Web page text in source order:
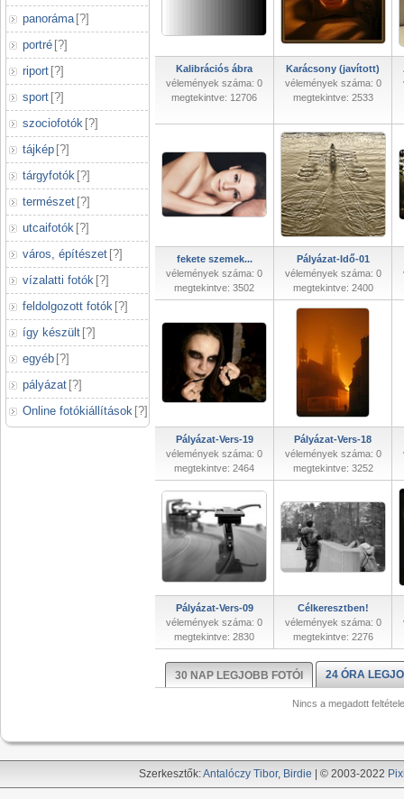
panoráma [?]
portré [?]
riport [?]
sport [?]
szociofotók [?]
tájkép [?]
tárgyfotók [?]
természet [?]
utcaifotók [?]
város, építészet [?]
vízalatti fotók [?]
feldolgozott fotók [?]
így készült [?]
egyéb [?]
pályázat [?]
Online fotókiállítások [?]
Kalibrációs ábra
vélemények száma: 0
megtekintve: 12706
Karácsony (javított)
vélemények száma: 0
megtekintve: 2533
fekete szemek...
vélemények száma: 0
megtekintve: 3502
Pályázat-Idő-01
vélemények száma: 0
megtekintve: 2400
Pályázat-Vers-19
vélemények száma: 0
megtekintve: 2464
Pályázat-Vers-18
vélemények száma: 0
megtekintve: 3252
Pályázat-Vers-09
vélemények száma: 0
megtekintve: 2830
Célkeresztben!
vélemények száma: 0
megtekintve: 2276
30 NAP LEGJOBB FOTÓI 24 ÓRA
Nincs a megadott
Szerkesztők:Antalóczy Tibor, Birdie | © 2003-2022